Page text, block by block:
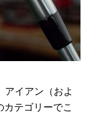
アイアン（およ
テゴリーでこ